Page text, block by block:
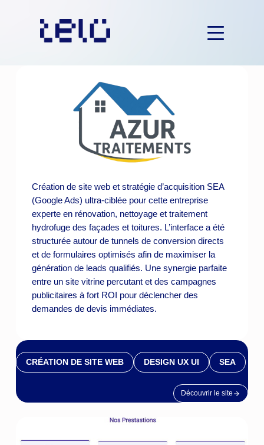
Création de site web et stratégie d’acquisition SEA
(Google Ads) ultra-ciblée pour cette entreprise
experte en rénovation, nettoyage et traitement
hydrofuge des façades et toitures. L’interface a été
structurée autour de tunnels de conversion directs
et de formulaires optimisés afin de maximiser la
génération de leads qualifiés. Une synergie parfaite
entre un site vitrine percutant et des campagnes
publicitaires à fort ROI pour déclencher des
demandes de devis immédiates.
CRÉATION DE SITE WEB DESIGN UX UI SEA
Découvrir le site